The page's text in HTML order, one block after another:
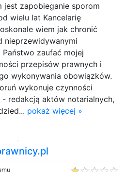
jest zapobieganie sporom
wielu lat Kancelarię
wiem jak chronić
nieprzewidywanymi
zaufać mojej
przepisów prawnych i
wykonywania obowiązków.
wykonuje czynności
- redakcją aktów notarialnych,
pokaż więcej »